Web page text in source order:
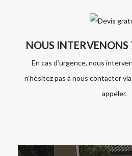
NOUS
En cas d’urgence, nous
n’hésitez pas à nous contacter
appeler.